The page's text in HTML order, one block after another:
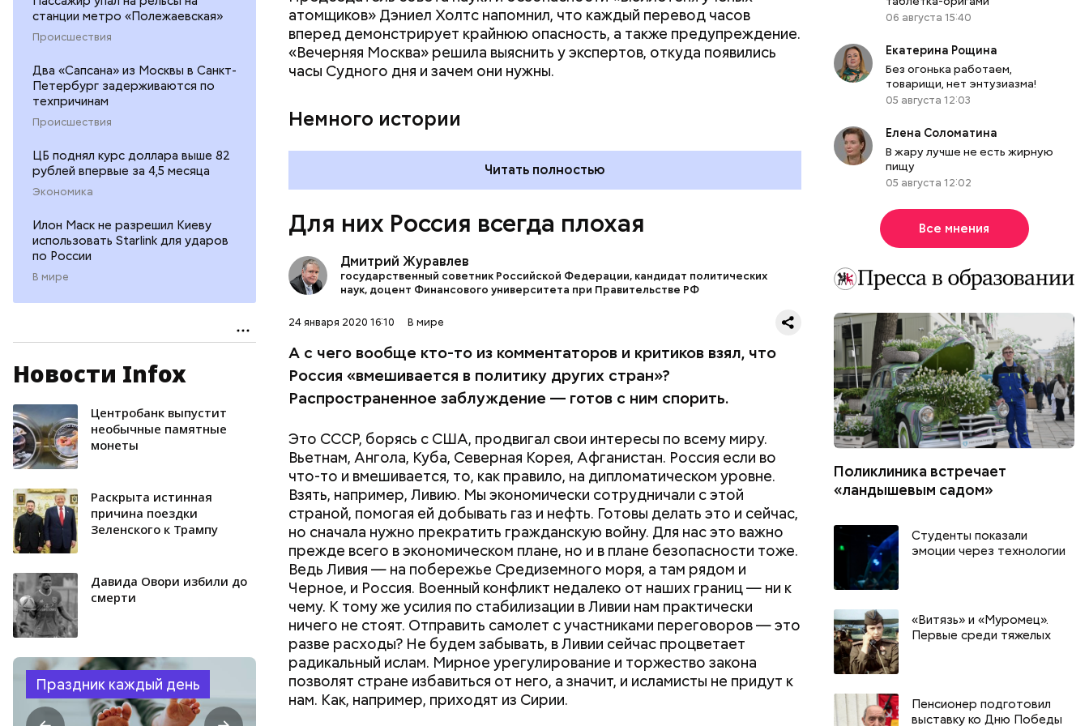
станции метро «Полежаевская»
Происшествия
Два «Сапсана» из Москвы в Санкт-
Петербург задерживаются по
техпричинам
Происшествия
ЦБ поднял курс доллара выше 82
рублей впервые за 4,5 месяца
Экономика
Илон Маск не разрешил Киеву
использовать Starlink для ударов
по России
В мире
Новости Infox
Центробанк выпустит
необычные памятные
монеты
Раскрыта истинная
причина поездки
Зеленского к Трампу
Давида Овори избили до
смерти
Праздник каждый день
атомщиков» Дэниел Холтс напомнил, что каждый перевод часов
вперед демонстрирует крайнюю опасность, а также предупреждение.
«Вечерняя Москва» решила выяснить у экспертов, откуда появились
часы Судного дня и зачем они нужны.
Немного истории
Читать полностью
Для них Россия всегда плохая
Дмитрий Журавлев
государственный советник Российской Федерации, кандидат политических
наук, доцент Финансового университета при Правительстве РФ
24 января 2020 16:10 В мире
А с чего вообще кто-то из комментаторов и критиков взял, что
Россия «вмешивается в политику других стран»?
Распространенное заблуждение — готов с ним спорить.
Это СССР, борясь с США, продвигал свои интересы по всему миру.
Вьетнам, Ангола, Куба, Северная Корея, Афганистан. Россия если во
что-то и вмешивается, то, как правило, на дипломатическом уровне.
Взять, например, Ливию. Мы экономически сотрудничали с этой
страной, помогая ей добывать газ и нефть. Готовы делать это и сейчас,
но сначала нужно прекратить гражданскую войну. Для нас это важно
прежде всего в экономическом плане, но и в плане безопасности тоже.
Ведь Ливия — на побережье Средиземного моря, а там рядом и
Черное, и Россия. Военный конфликт недалеко от наших границ — ни к
чему. К тому же усилия по стабилизации в Ливии нам практически
ничего не стоят. Отправить самолет с участниками переговоров — это
разве расходы? Не будем забывать, в Ливии сейчас процветает
радикальный ислам. Мирное урегулирование и торжество закона
позволят стране избавиться от него, а значит, и исламисты не придут к
нам. Как, например, приходят из Сирии.
Ведь аравийская — намного дешевле. Она, во-первых, легко
добывается, а во-вторых, ее в трубах не нужно подогревать. Пока эту
нефть возят в Европу танкерами, мы с саудитами успешно
конкурируем. Если начнут гнать напрямую — понесем колоссальные
убытки, ведь огромная часть нашей экономики — сырьевая. Поэтому
нам в Сирии нужен Башар Асад. Он отстаивает наши интересы, а мы —
его. Вторая и главная причина нашего военного участия в сирийском
конфликте — ИГИЛ (организация, запрещенная на территории РФ —
прим. «ВМ»). Если с ИГИЛ не бороться всеми доступными способами,
то завтра эти бандиты будут в странах Центральной Азии и, что еще
страшнее, на Северном Кавказе.
По-настоящему затратная история — Сирия. Зачем она нам? / кадр из фильма «Сирия.
Здесь был рай»
06 августа 15:40
Екатерина Рощина
Без огонька работаем,
товарищи, нет энтузиазма!
05 августа 12:03
Елена Соломатина
В жару лучше не есть жирную
пищу
05 августа 12:02
Все мнения
Поликлиника встречает
«ландышевым садом»
Студенты показали
эмоции через технологии
«Витязь» и «Муромец».
Первые среди тяжелых
Пенсионер подготовил
выставку ко Дню Победы